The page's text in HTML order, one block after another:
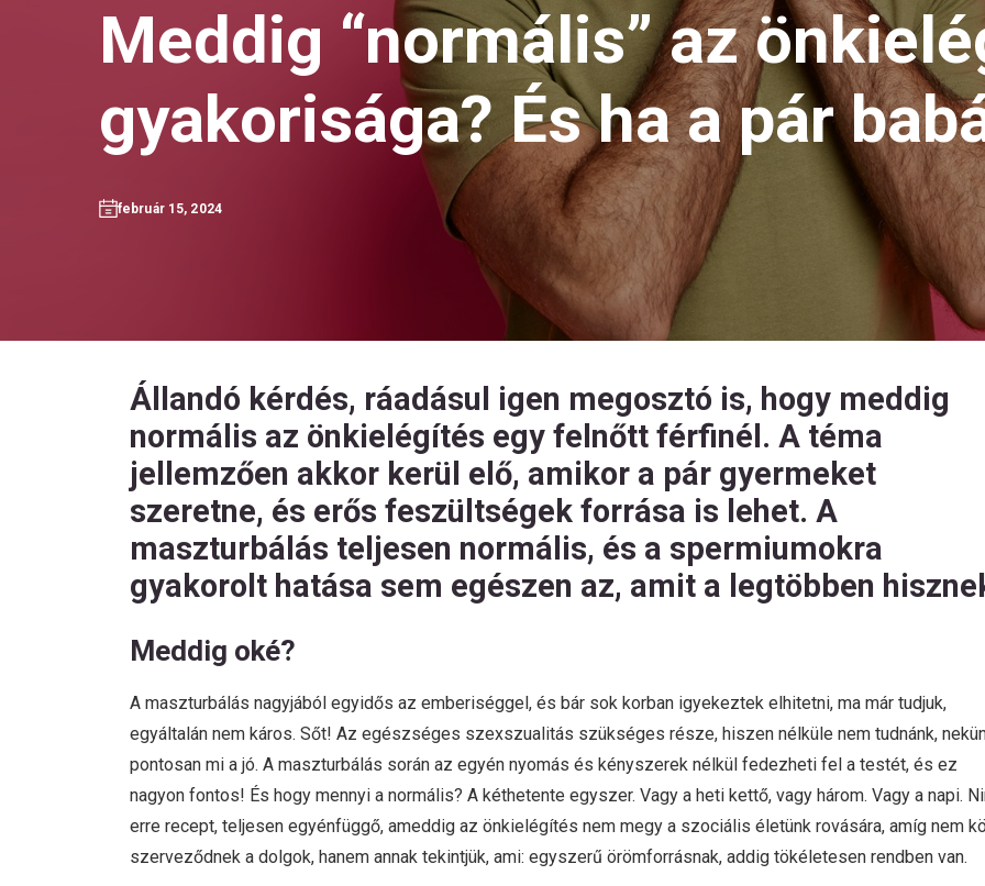
Meddig “normális” az
gyakorisága? És ha a pár
február 15, 2024
Állandó kérdés, ráadásul igen megosztó is, hogy meddig
normális az önkielégítés egy felnőtt férfinél. A téma
jellemzően akkor kerül elő, amikor a pár gyermeket
szeretne, és erős feszültségek forrása is lehet. A
maszturbálás teljesen normális, és a spermiumokra
gyakorolt hatása sem egészen az, amit a legtöbben
Meddig oké?
A maszturbálás nagyjából egyidős az emberiséggel, és bár sok korban igyekeztek elhitetni, ma már tudjuk,
egyáltalán nem káros. Sőt! Az egészséges szexszualitás szükséges része, hiszen nélküle nem tudnánk,
pontosan mi a jó. A maszturbálás során az egyén nyomás és kényszerek nélkül fedezheti fel a testét, és ez
nagyon fontos! És hogy mennyi a normális? A kéthetente egyszer. Vagy a heti kettő, vagy három. Vagy a napi.
erre recept, teljesen egyénfüggő, ameddig az önkielégítés nem megy a szociális életünk rovására, amíg nem
szerveződnek a dolgok, hanem annak tekintjük, ami: egyszerű örömforrásnak, addig tökéletesen rendben van.